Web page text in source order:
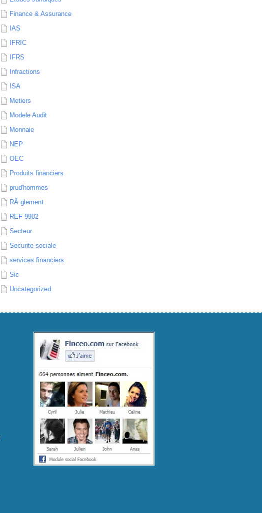
Finance & Assurance
IAS
IFRIC
IFRS
Infractions
ISA
Metiers
Modele Audit
Monnaie
NEP
OEC
Produits financiers
prud'hommes
RÃ¨glement
REF 9902
Secteur
Securite sociale
services financiers
Sic
Uncategorized